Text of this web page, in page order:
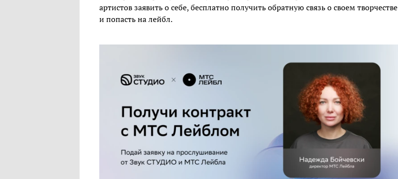
артистов заявить о себе, бесплатно получить обратную связь о своем творчестве
и попасть на лейбл.